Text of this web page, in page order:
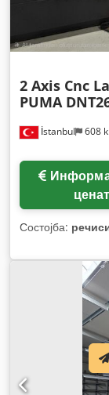
İstanbul 608
2 Axis Cnc
PUMA
Состојба: